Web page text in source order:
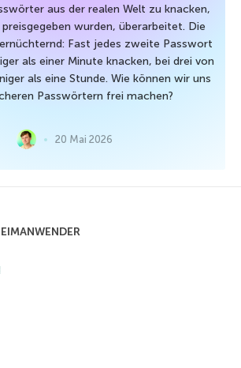
aus der realen Welt zu knacken,
wurden, überarbeitet. Die
Fast jedes zweite Passwort
als einer Minute knacken, bei drei von
als eine Stunde. Wie können wir uns
Passwörtern frei machen?
20 Mai 2026